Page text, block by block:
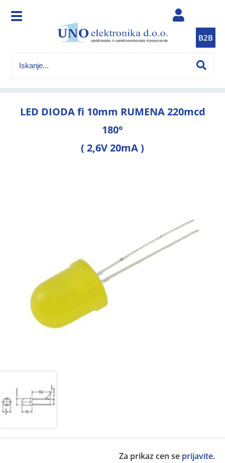
B2B
LED DIODA fi 10mm RUMENA 220mcd
180°
( 2,6V 20mA )
Za prikaz cen se prijavite.